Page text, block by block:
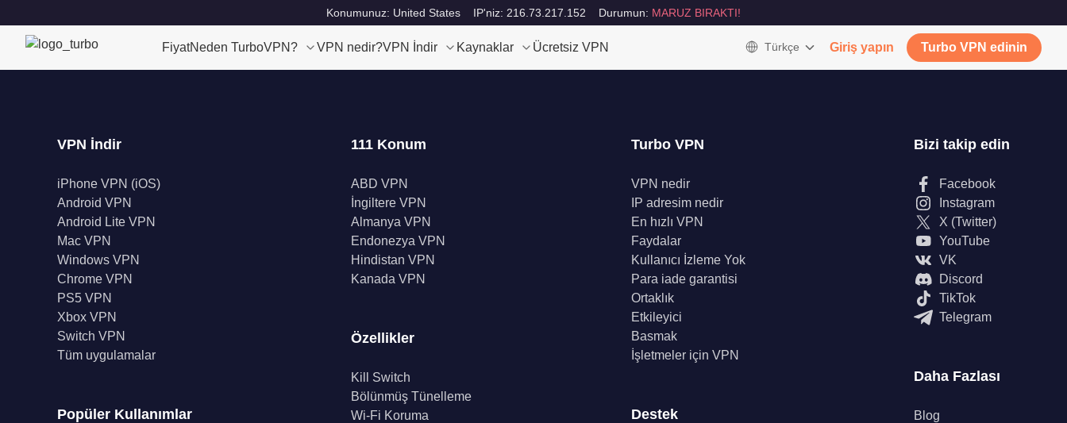
Konumunuz: United States IP'niz: 216.73.217.152 Durumun: MARUZ BIRAKTI!
FiyatNeden TurboVPN? VPN nedir?VPN İndir Kaynaklar Ücretsiz VPN Türkçe Giriş yapın Turbo VPN edinin
VPN İndir
iPhone VPN (iOS)
Android VPN
Android Lite VPN
Mac VPN
Windows VPN
Chrome VPN
PS5 VPN
Xbox VPN
Switch VPN
Tüm uygulamalar
Popüler Kullanımlar
111 Konum
ABD VPN
İngiltere VPN
Almanya VPN
Endonezya VPN
Hindistan VPN
Kanada VPN
Özellikler
Kill Switch
Bölünmüş Tünelleme
Wi-Fi Koruma
Turbo VPN
VPN nedir
IP adresim nedir
En hızlı VPN
Faydalar
Kullanıcı İzleme Yok
Para iade garantisi
Ortaklık
Etkileyici
Basmak
İşletmeler için VPN
Destek
Bizi takip edin
Facebook
Instagram
X (Twitter)
YouTube
VK
Discord
TikTok
Telegram
Daha Fazlası
Blog